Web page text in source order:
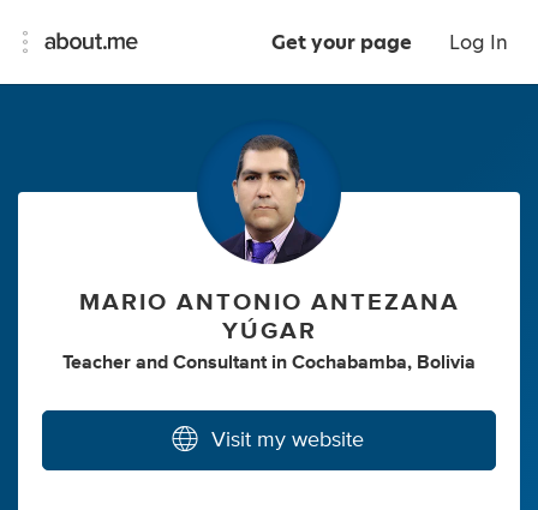
Get your page Log In
MARIO ANTONIO ANTEZANA
YÚGAR
Teacher and Consultant in Cochabamba, Bolivia
Visit my website